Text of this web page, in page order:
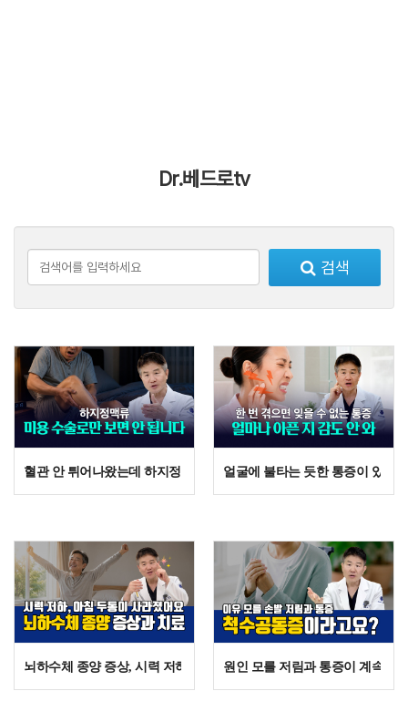
Dr.베드로tv
검색
혈관 안 튀어나왔는데 하지정맥류? 의사도 직접 수술받은 이유
얼굴에 불타는 듯한 통증이 있는
뇌하수체 종양 증상, 시력 저하와 두통 있다면? 코 수술로 치료
원인 모를 저림과 통증이 계속된